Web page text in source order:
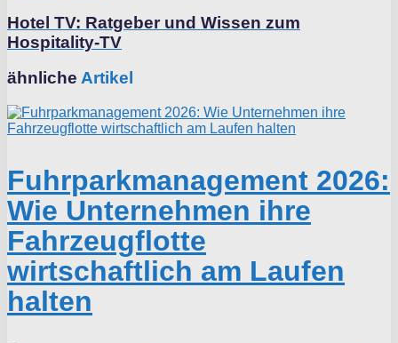
Hotel TV: Ratgeber und Wissen zum
Hospitality-TV
ähnliche Artikel
Fuhrparkmanagement 2026:
Wie Unternehmen ihre
Fahrzeugflotte
wirtschaftlich am Laufen
halten